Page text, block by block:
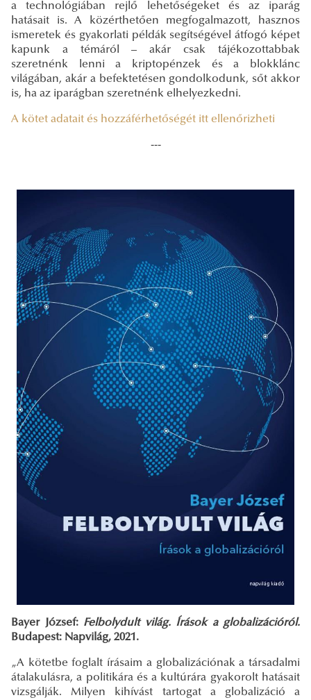
a technológiában rejlő lehetőségeket és az iparág
hatásait is. A közérthetően megfogalmazott, hasznos
ismeretek és gyakorlati példák segítségével átfogó képet
kapunk a témáról – akár csak tájékozottabbak
szeretnénk lenni a kriptopénzek és a blokklánc
világában, akár a befektetésen gondolkodunk, sőt akkor
is, ha az iparágban szeretnénk elhelyezkedni.
A kötet adatait és hozzáférhetőségét itt ellenőrizheti
---
Bayer József: Felbolydult világ. Írások a globalizációról.
Budapest: Napvilág, 2021.
„A kötetbe foglalt írásaim a globalizációnak a társadalmi
átalakulásra, a politikára és a kultúrára gyakorolt hatásait
vizsgálják. Milyen kihívást tartogat a globalizáció a